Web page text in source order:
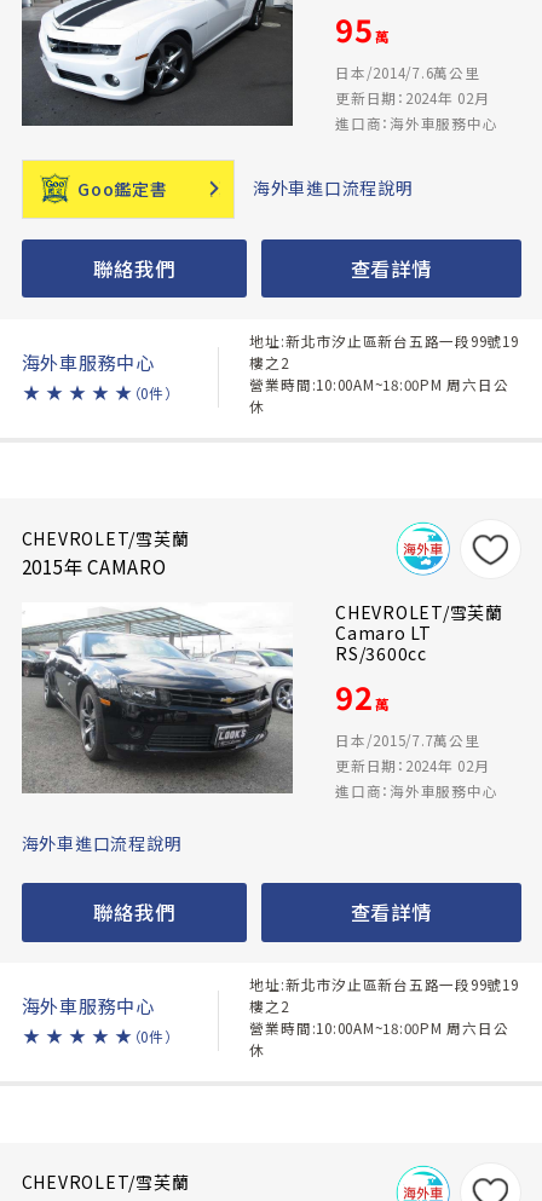
95萬
日本/2014/7.6萬公里
更新日期：2024年 02月
進口商：海外車服務中心
Goo鑑定書 海外車進口流程說明
聯絡我們 查看詳情
海外車服務中心
★ ★ ★ ★ ★ （0件）
地址:新北市汐止區新台五路一段99號19
樓之2
營業時間:10:00AM~18:00PM 周六日公
休
CHEVROLET/雪芙蘭
2015年 CAMARO
CHEVROLET/雪芙蘭
Camaro LT
RS/3600cc
92萬
日本/2015/7.7萬公里
更新日期：2024年 02月
進口商：海外車服務中心
海外車進口流程說明
聯絡我們 查看詳情
海外車服務中心
★ ★ ★ ★ ★ （0件）
地址:新北市汐止區新台五路一段99號19
樓之2
營業時間:10:00AM~18:00PM 周六日公
休
CHEVROLET/雪芙蘭